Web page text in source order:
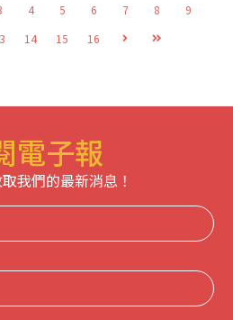
4 5 6 7 8
9
14 15 16
電子報
我們的最新消息！